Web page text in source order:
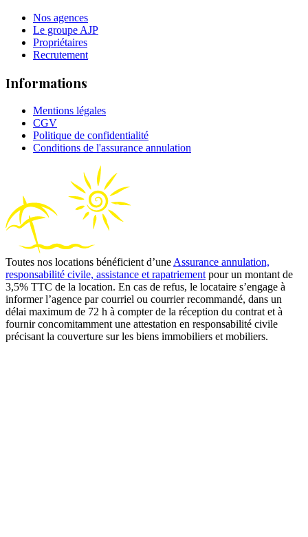
Nos agences
Le groupe AJP
Propriétaires
Recrutement
Informations
Mentions légales
CGV
Politique de confidentialité
Conditions de l'assurance annulation
Toutes nos locations bénéficient d’une Assurance annulation,
responsabilité civile, assistance et rapatriement pour un montant de
3,5% TTC de la location. En cas de refus, le locataire s’engage à
informer l’agence par courriel ou courrier recommandé, dans un
délai maximum de 72 h à compter de la réception du contrat et à
fournir concomitamment une attestation en responsabilité civile
précisant la couverture sur les biens immobiliers et mobiliers.